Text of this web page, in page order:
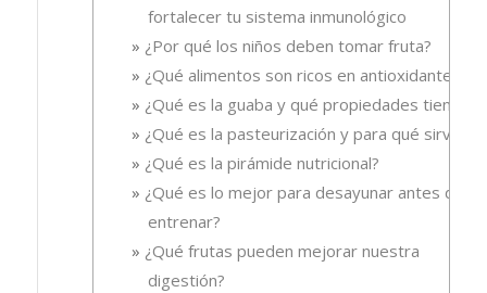
fortalecer tu sistema inmunológico
¿Por qué los niños deben tomar fruta?
¿Qué alimentos son ricos en antioxidantes?
¿Qué es la guaba y qué propiedades tiene?
¿Qué es la pasteurización y para qué sirve?
¿Qué es la pirámide nutricional?
¿Qué es lo mejor para desayunar antes de
entrenar?
¿Qué frutas pueden mejorar nuestra
digestión?